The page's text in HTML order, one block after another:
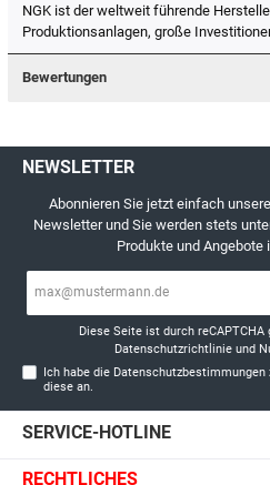
NGK ist der weltweit führende
Produktionsanlagen, große
Bewertungen
NEWSLETTER
Abonnieren Sie jetzt einfach
Newsletter und Sie werden stets
Produkte und
Diese Seite ist durch
Datenschutzrichtlinieund
Ich habe die Datenschutzbestimmungen
diese an.
SERVICE-HOTLINE
RECHTLICHES